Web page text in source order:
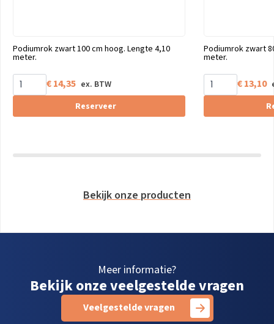
Podiumrok zwart 100 cm hoog. Lengte 4,10
meter.
€14,35
Reserveer
Podiumrok zwart
meter.
€13,10
Bekijk onze producten
Meer informatie?
Bekijk onze veelgestelde vragen
Veelgestelde vragen